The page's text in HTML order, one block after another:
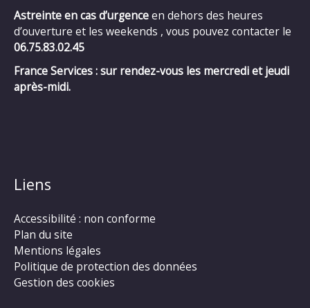
Astreinte en cas d’urgenceen dehors des heures
d’ouverture et les weekends , vous pouvez contacter le
06.75.83.02.45
France Services : sur rendez-vous les mercredi et jeudi
après-midi.
Liens
Accessibilité : non conforme
Plan du site
Mentions légales
Politique de protection des données
Gestion des cookies